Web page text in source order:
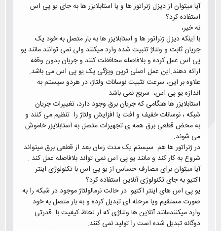
آیا میتوان از دیزل ژنراتور ها و یا استابلایزر ها به جای یو پی اس
استفاده کرد؟
نه خیر،
با اینکه دیزل ژنراتور ها و استابلایزر ها به بار متصل به خود یک
جریان ثابت و ولتاژ تثبیت شده وارد میکنند ولی نمی توانند مانند یو
پی اس عمل کرده و بلافاصله محافظت کنند و جریان بدون وقفه
ارائه دهند.این عمل اصلی ترین ویژگی یک یو پی اس می باشد.
علاوه بر این، سرعت تثبیت نوسانات ولتاژ، در هردو سیستم به
اندازه یو پی اس، سریع نمی باشد.
استابلایزر ها هنگامی که جریان برق وجود دارد، تغییرات جریان
شبکه ، نوسانات خفیف و افت یا افزایش ولتاژ را تنظیم می کنند و
به محض قطعی برق همه ی تجهیزات متصل به استابلایزر خاموش
می شوند.
در ژنراتور ها هم سیستم یک مدت زمان بعد از قطعی برق میتواند
شروع به کار کند و مانند یو پی اس نمی تواند بلافاصله عمل کند .
آیا میتوان برای مصارف حساس از یو پی اس با تکنولوژی اینتر
اکتیو به جایتکنولوژی آنلاین استفاده کرد؟
یو پی اس های اینتر اکتیو در حالت نرمالولتاژ موجود در شبکه را به
صورت مستقیم ویا مرحله ای تبدیل کرده و به بار متصل به خود
وارد میکنندمانند آنلاین ها ولتاژی که از لحاظ کیفیت با قدرتی
دوگانه تبدیل شده است را تولید نمی کنند.